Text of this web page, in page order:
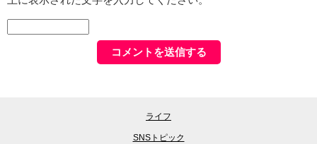
ライフ
SNSトピック